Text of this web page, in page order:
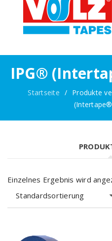
IPG®
Startseite / Produkte
Einzelnes Ergebnis wird
Standardsortierung